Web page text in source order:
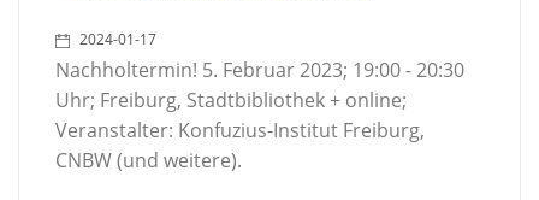
2024-01-17
Nachholtermin! 5. Februar 2023; 19:00 - 20:30
Uhr; Freiburg, Stadtbibliothek + online;
Veranstalter: Konfuzius-Institut Freiburg,
CNBW (und weitere).